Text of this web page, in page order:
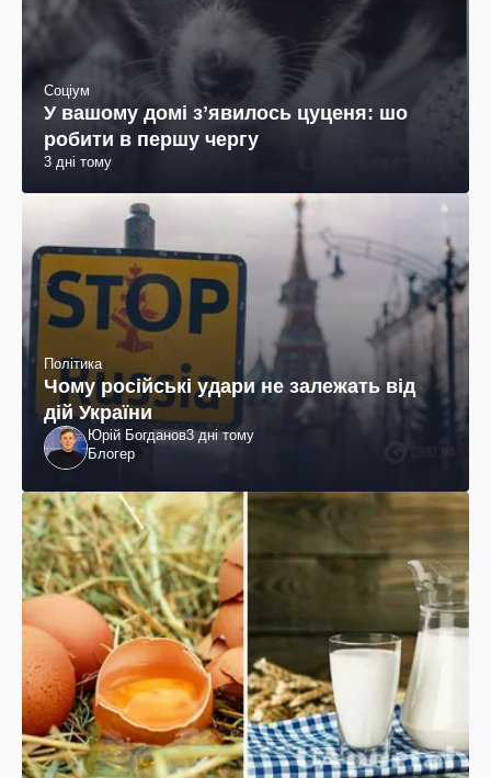
Соціум
У вашому домі зʼявилось цуценя: шо
робити в першу чергу
3 дні тому
Політика
Чому російські удари не залежать від
дій України
Юрій Богданов3 дні тому
Блогер